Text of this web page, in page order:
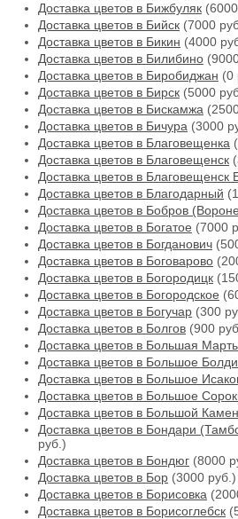
Доставка цветов в Бижбуляк
Доставка цветов в Бийск (7000
Доставка цветов в Бикин (4000
Доставка цветов в Билибино
Доставка цветов в Биробиджан (0
Доставка цветов в Бирск (5000
Доставка цветов в Бискамжа
Доставка цветов в Бичура (3000
Доставка цветов в Благовещенка
Доставка цветов в Благовещенск
Доставка цветов в Благовещенск
Доставка цветов в Благодарный
Доставка цветов в Бобров
Доставка цветов в Богатое (7000
Доставка цветов в Богданович
Доставка цветов в Боговарово
Доставка цветов в Богородицк
Доставка цветов в Богородское
Доставка цветов в Богучар (300
Доставка цветов в Болгов (900
Доставка цветов в Большая
Доставка цветов в Большое
Доставка цветов в Большое
Доставка цветов в Большое
Доставка цветов в Большой
Доставка цветов в Бондари
руб.)
Доставка цветов в Бондюг (8000
Доставка цветов в Бор (3000 руб.)
Доставка цветов в Борисовка
Доставка цветов в Борисоглебск